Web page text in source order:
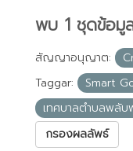
พบ 1 ชุดข้อมู
สัญญาอนุญาต:
Taggar:
Smart
เทศบาลตำบลพลั
กรองผลลัพธ์